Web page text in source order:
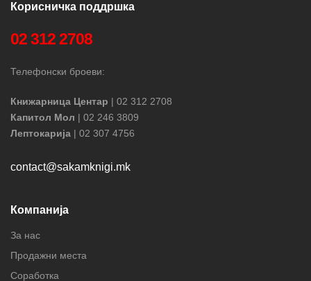
Корисничка поддршка
02 312 2708
Телефонски броеви:
Книжарница Центар | 02 312 2708
Капитол Мол | 02 246 3809
Лептокарија | 02 307 4756
contact@sakamknigi.mk
Компанија
За нас
Продажни места
Соработка